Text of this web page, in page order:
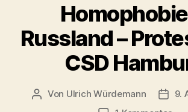
Russland –
CSD
Beitragsautor
Von Ulrich Würdemann
9.